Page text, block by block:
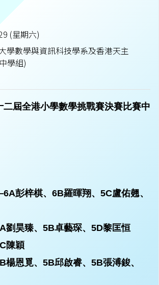
(星期六)
學數學與資訊科技學系及香港天主
學組)
二屆全港小學數學挑戰賽決賽比賽中
彭梓棋、6B羅暉翔、5C盧佑翹、
劉昊臻、5B卓藝琛、5D黎匡恒
陳穎
恩覓、5B邱啟睿、5B張溥鋑、